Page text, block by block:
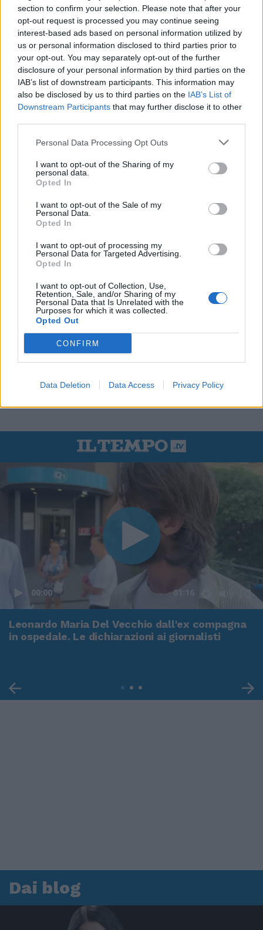
section to confirm your selection. Please note that after your
opt-out request is processed you may continue seeing
interest-based ads based on personal information utilized by
us or personal information disclosed to third parties prior to
your opt-out. You may separately opt-out of the further
disclosure of your personal information by third parties on the
IAB’s list of downstream participants. This information may
also be disclosed by us to third parties on the IAB’s List of
Downstream Participants that may further disclose it to other
Personal Data Processing Opt Outs
I want to opt-out of the Sharing of my
personal data.
Opted In
I want to opt-out of the Sale of my
Personal Data.
Opted In
I want to opt-out of processing my
Personal Data for Targeted Advertising.
Opted In
I want to opt-out of Collection, Use,
Retention, Sale, and/or Sharing of my
Personal Data that Is Unrelated with the
Purposes for which it was collected.
Opted Out
CONFIRM
Data Deletion Data Access Privacy Policy
00:00 01:16
Leonardo Maria Del Vecchio dall'ex compagna
in ospedale. Le dichiarazioni ai giornalisti
Dai blog